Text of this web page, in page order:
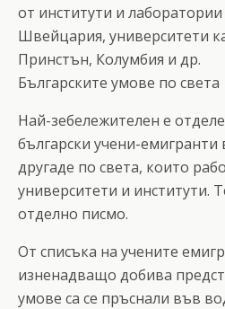
от институти и
Швейцария, университети
Принстън, Колумбия и др.
Българските умове по света
Най-зебележителен е
български учени-
другаде по света, които
университети и институти.
отделно писмо.
От списъка на учените
изненадващо добива
умове са се пръснали във